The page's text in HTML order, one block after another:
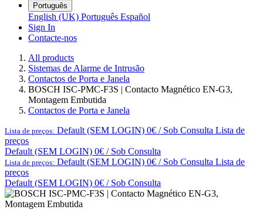
Português
English (UK) Português Español
Sign In
Contacte-nos
All products
Sistemas de Alarme de Intrusão
Contactos de Porta e Janela
BOSCH ISC-PMC-F3S | Contacto Magnético EN-G3,
Montagem Embutida
Contactos de Porta e Janela
Lista de preços: Default (SEM LOGIN) 0€ / Sob Consulta Lista de
preços
Default (SEM LOGIN) 0€ / Sob Consulta
Lista de preços: Default (SEM LOGIN) 0€ / Sob Consulta Lista de
preços
Default (SEM LOGIN) 0€ / Sob Consulta